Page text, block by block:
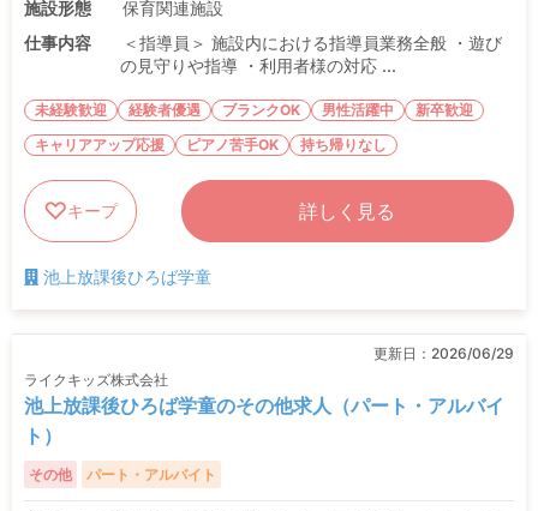
施設形態
保育関連施設
仕事内容
＜指導員＞ 施設内における指導員業務全般 ・遊び
の見守りや指導 ・利用者様の対応 ...
未経験歓迎 経験者優遇 ブランクOK 男性活躍中
新卒歓迎
キャリアアップ応援
ピアノ苦手OK 持ち帰りなし
キープ 詳しく見る
池上放課後ひろば学童
更新日： 2026/06/29
ライクキッズ株式会社
池上放課後ひろば学童のその他求人（パート・アルバイ
ト）
その他 パート・アルバイト